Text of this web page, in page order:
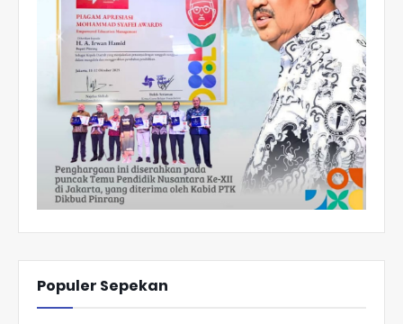
Populer Sepekan